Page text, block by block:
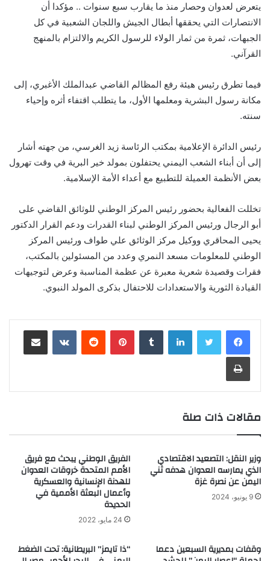
يتعرض لعدوان وحصار منذ ما يقارب سبع سنوات .. مؤكدا أن
الانتصارات التي يحققها أبطال الجيش واللجان الشعبية في كل
الجبهات، ثمرة من ثمار الولاء للرسول الكريم والالتزام بالمنهج
القرآني.
فيما تطرق رئيس هيئة رفع المظالم القاضي عبدالملك الأغبري، إلى
مكانة رسول البشرية ومعلمها الأول، ما يتطلب اقتفاء أثره وإحياء
سنته.
رئيس الدائرة الإعلامية بمكتب الرئاسة زيد الغرسي، من جهته أشار
إلى أن أبناء الشعب اليمني يحتفلون بمولد خير البرية في وقت تهرول
بعض الأنظمة العميلة للتطبيع مع أعداء الأمة الإسلامية.
تخللت الفعالية بحضور رئيس المركز الوطني للوثائق القاضي على
أبو الرجال ورئيس المركز الوطني لبناء القدرات ودعم القرار الدكتور
يحيى المحاقري ووكيل مركز الوثائق علي طواف ورئيس المركز
الوطني للمعلومات مسعد النمري وعدد من المسئولين بالمكتب،
فقرات وقصيدة شعرية معبرة عن عظمة المناسبة وعرض لتوجيهات
القيادة الثورية والاستعدادات للاحتفال بذكرى المولد النبوي.
لينكدإن بينتيريست
مقالات ذات صلة
وزير النقل: التصعيد الاقتصادي
الذي يمارسه العدوان هدفه ثني
اليمن عن نصرة غزة
9 يونيو، 2024
الفريق الوطني يبحث مع فريق
الأمم المتحدة خروقات العدوان
للهدنة الإنسانية والعسكرية
وأعمال البعثة الأممية في
الحديدة
24 مايو، 2022
وقفات بمديرية السبعين دعما “ذا تايمز” البريطانية: تحت الضغط